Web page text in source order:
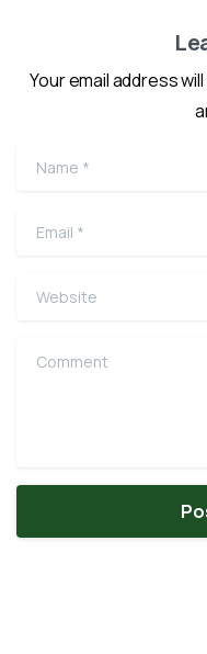
Your email address
Name
Email
Website
Comment